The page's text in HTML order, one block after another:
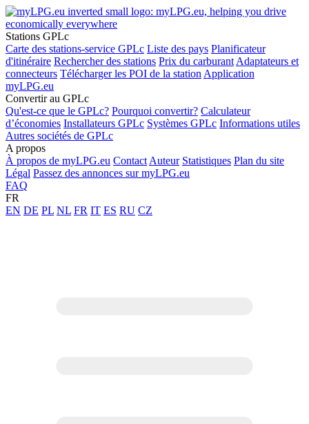
Stations GPLc
Carte des stations-service GPLc Liste des pays Planificateur
d'itinéraire Rechercher des stations Prix du carburant Adaptateurs et
connecteurs Télécharger les POI de la station Application
myLPG.eu
Convertir au GPLc
Qu'est-ce que le GPLc? Pourquoi convertir? Calculateur
d’économies Installateurs GPLc Systèmes GPLc Informations utiles
Autres sociétés de GPLc
A propos
À propos de myLPG.eu Contact Auteur Statistiques Plan du site
Légal Passez des annonces sur myLPG.eu
FAQ
FR
EN DE PL NL FR IT ES RU CZ